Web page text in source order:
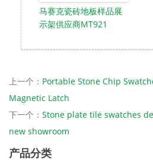
马赛克瓷砖地板样品展
示架供应商MT921
上一个： Portable Stone Chip
Magnetic Latch
下一个： Stone plate tile swatches
new showroom
产品分类